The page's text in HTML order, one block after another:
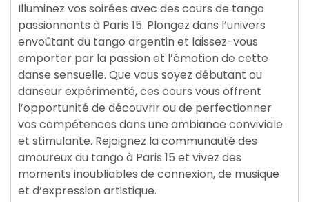
Illuminez vos soirées avec des cours de tango
passionnants à Paris 15. Plongez dans l’univers
envoûtant du tango argentin et laissez-vous
emporter par la passion et l’émotion de cette
danse sensuelle. Que vous soyez débutant ou
danseur expérimenté, ces cours vous offrent
l’opportunité de découvrir ou de perfectionner
vos compétences dans une ambiance conviviale
et stimulante. Rejoignez la communauté des
amoureux du tango à Paris 15 et vivez des
moments inoubliables de connexion, de musique
et d’expression artistique.